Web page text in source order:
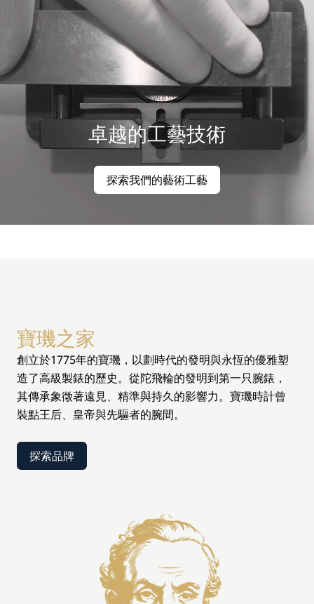
卓越的工藝技術
探索我們的藝術工藝
寶璣之家
創立於1775年的寶璣，以劃時代的發明與永恆的優雅塑
造了高級製錶的歷史。從陀飛輪的發明到第一只腕錶，
其傳承象徵著遠見、精準與持久的影響力。寶璣時計曾
裝點王后、皇帝與先驅者的腕間。
探索品牌